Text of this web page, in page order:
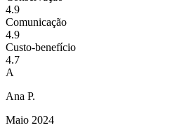
4.9
Comunicação
4.9
Custo-benefício
4.7
A
Ana P.
Maio 2024